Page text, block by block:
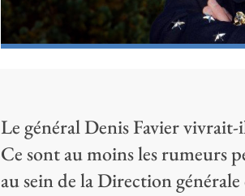
Le général Denis Favier vivrait-
Ce sont au moins les rumeurs
au sein de la Direction